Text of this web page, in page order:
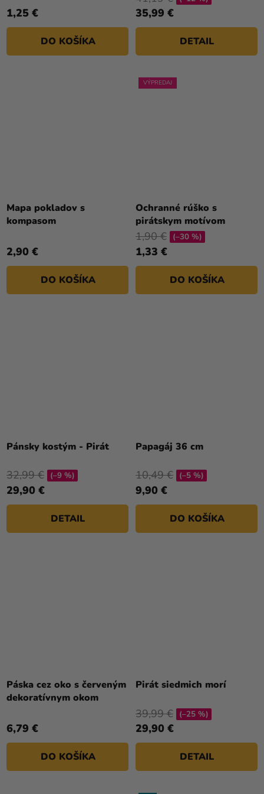
5
hviezdičiek.
1,25 €
DO KOŠÍKA
4,5
5
hviezdičiek.
35,99 €
DETAIL
Mapa pokladov s
kompasom
2,90 €
DO KOŠÍKA
VÝPREDAJ
Ochranné rúško s
pirátskym motívom
1,33 €
1,90 € (–30 %)
DO KOŠÍKA
Pánsky kostým - Pirát
29,90 €
32,99 € (–9 %)
DETAIL
Papagáj 36 cm
9,90 €
10,49 € (–5 %)
DO KOŠÍKA
Páska cez oko s červeným
dekoratívnym okom
6,79 €
DO KOŠÍKA
Pirát siedmich morí
hodnotenie
je
5,0
5
hviezdičiek.
29,90 €
39,99 € (–25 %)
DETAIL